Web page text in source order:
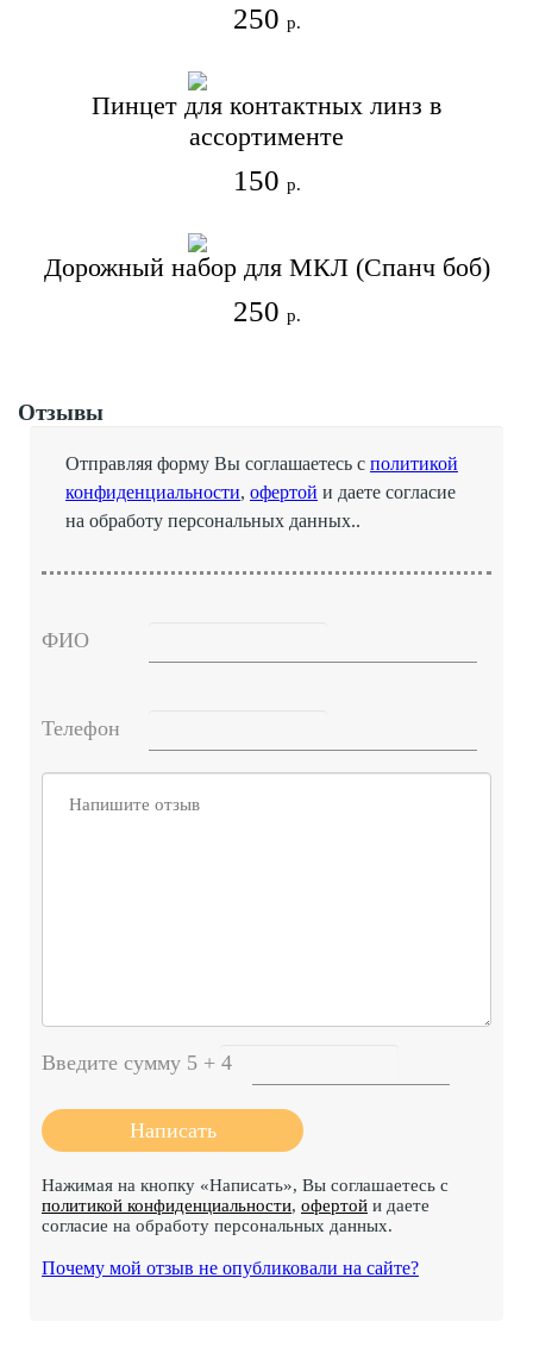
250 р.
Пинцет для контактных линз в
ассортименте
150 р.
Дорожный набор для МКЛ (Спанч боб)
250 р.
Отзывы
Отправляя форму Вы соглашаетесь с политикой
конфиденциальности, офертой и даете согласие
на обработу персональных данных..
ФИО
Телефон
Введите сумму 5 + 4
Нажимая на кнопку «Написать», Вы соглашаетесь с
политикой конфиденциальности, офертой и даете
согласие на обработу персональных данных.
Почему мой отзыв не опубликовали на сайте?